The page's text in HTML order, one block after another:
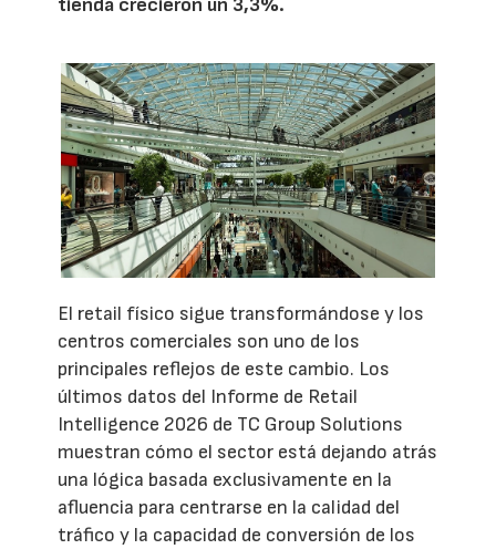
tienda crecieron un 3,3%.
El retail físico sigue transformándose y los
centros comerciales son uno de los
principales reflejos de este cambio. Los
últimos datos del Informe de Retail
Intelligence 2026 de TC Group Solutions
muestran cómo el sector está dejando atrás
una lógica basada exclusivamente en la
afluencia para centrarse en la calidad del
tráfico y la capacidad de conversión de los